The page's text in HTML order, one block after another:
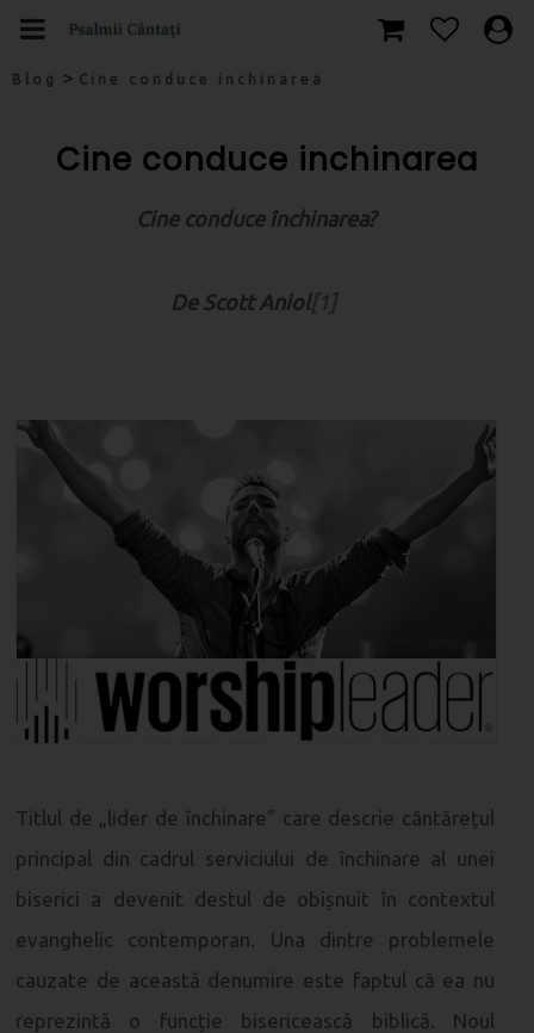
Blog > Cine conduce inchinarea
Cine conduce inchinarea
Cine conduce închinarea?
De Scott Aniol[1]
Titlul de „lider de închinare” care descrie cântărețul
principal din cadrul serviciului de închinare al unei
biserici a devenit destul de obișnuit în contextul
evanghelic contemporan. Una dintre problemele
cauzate de această denumire este faptul că ea nu
reprezintă o funcție bisericească biblică. Noul